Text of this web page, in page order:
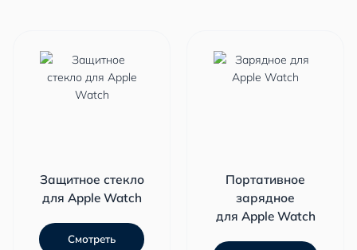
Защитное стекло
для Apple Watch
Смотреть
Портативное
зарядное
для Apple Watch